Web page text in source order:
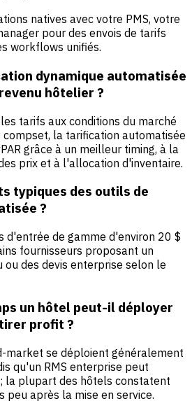
natives avec votre PMS, votre
pour des envois de tarifs
workflows unifiés.
dynamique automatisée
hôtelier ?
tarifs aux conditions du marché
la tarification automatisée
grâce à un meilleur timing, à la
prix et à l'allocation d'inventaire.
typiques des outils de
?
d'entrée de gamme d'environ 20 $
fournisseurs proposant un
ou des devis enterprise selon le
un hôtel peut-il déployer
profit ?
market se déploient généralement
qu'un RMS enterprise peut
la plupart des hôtels constatent
peu après la mise en service.